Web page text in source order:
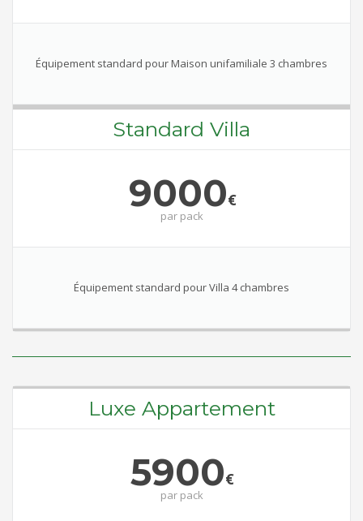
Équipement standard pour Maison unifamiliale 3 chambres
Standard Villa
9000€
par pack
Équipement standard pour Villa 4 chambres
Luxe Appartement
5900€
par pack